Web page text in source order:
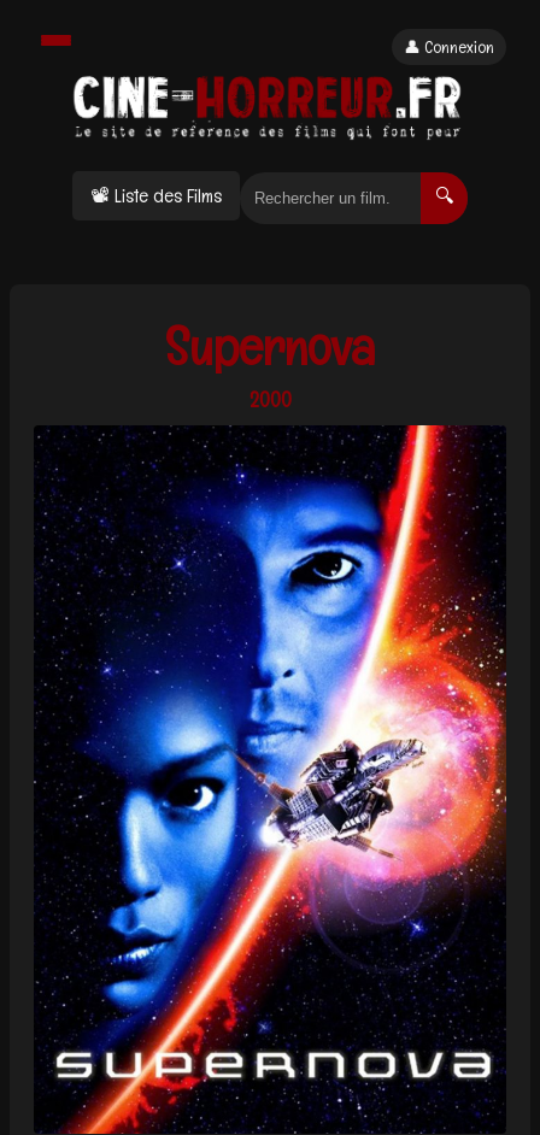
📽 Liste des Films 🔍
👤 Connexion
Supernova
2000